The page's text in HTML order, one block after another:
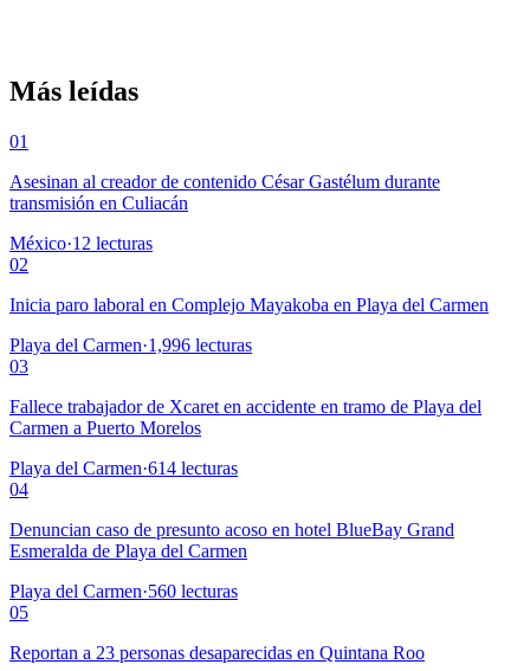
Más leídas
01
Asesinan al creador de contenido César Gastélum durante
transmisión en Culiacán
México·12 lecturas
02
Inicia paro laboral en Complejo Mayakoba en Playa del Carmen
Playa del Carmen·1,996 lecturas
03
Fallece trabajador de Xcaret en accidente en tramo de Playa del
Carmen a Puerto Morelos
Playa del Carmen·614 lecturas
04
Denuncian caso de presunto acoso en hotel BlueBay Grand
Esmeralda de Playa del Carmen
Playa del Carmen·560 lecturas
05
Reportan a 23 personas desaparecidas en Quintana Roo